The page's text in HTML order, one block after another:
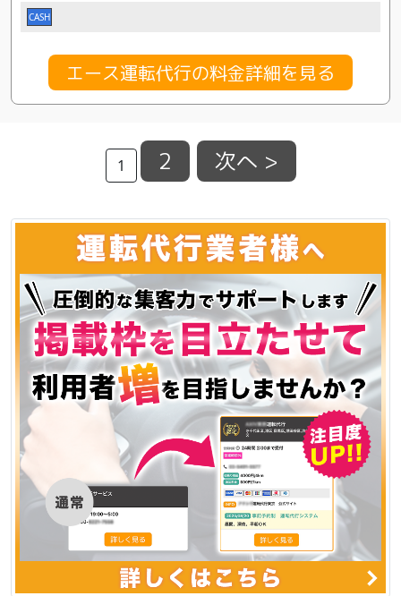
CASH
エース運転代行の料金詳細を見る
1 2 次へ >